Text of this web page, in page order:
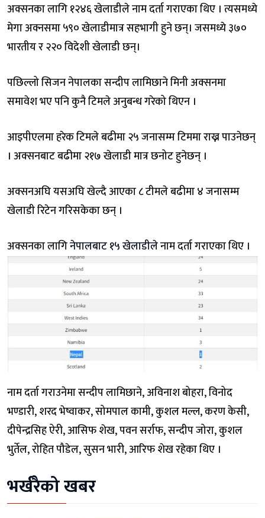
अक्सनका लागि १२४६ खेलाडीले नाम दर्ता गराएका थिए । त्यसमध्ये
मेगा अक्नसमा ५९० खेलाडीमात्र सहभागी हुने छन्। जसमध्ये ३७०
भारतीय र २२० विदेशी खेलाडी छन्।
पछिल्लो सिजन नेपालका सन्दीप लामिछाने मिनी अक्सनमा
समावेश भए पनि कुनै टिमले अनुबन्ध गरेको थिएन ।
आइपीएलमा हरेक टिमले बढीमा २५ जनासम्म टिममा राख्न पाउनेछन्
। अक्सनबाट बढीमा २१७ खेलाडी मात्र छनोट हुनेछन् ।
अक्सनअघि यसअघि खेल्दै आएका ८ टीमले बढीमा ४ जनासम्म
खेलाडी रिटेन गरिसकेका छन् ।
अक्सनका लागिनेपालबाट १५ खेलाडीलेनाम दर्ता गराएका थिए ।
नाम दर्ता गराउनेमा सन्दीप लामिछाने, अविनाश बोहरा, विनोद
भण्डारी, शरद भेष्वाकर, सोमपाल कामी, कुशल मल्ल, करण केसी,
दीपेन्द्रसिह ऐरी, आसिफ शेख, पवन सर्राफ, सन्दीप जोरा, कुशल
भुर्तेल, रोहित पौडेल, सुसन भारी, आरिफ शेख रहेका थिए ।
भर्खरैको खबर